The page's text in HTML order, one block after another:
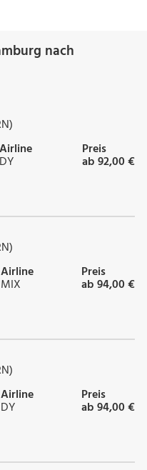
nach
Airline
DY
Preis
ab 92,00 €
Airline
MIX
Preis
ab 94,00 €
Airline
DY
Preis
ab 94,00 €